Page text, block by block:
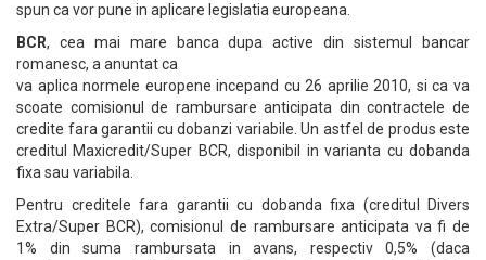
spun ca vor pune in aplicare legislatia europeana.
BCR, cea mai mare banca dupa active din sistemul bancar
romanesc, a anuntat ca
va aplica normele europene incepand cu 26 aprilie 2010, si ca va
scoate comisionul de rambursare anticipata din contractele de
credite fara garantii cu dobanzi variabile. Un astfel de produs este
creditul Maxicredit/Super BCR, disponibil in varianta cu dobanda
fixa sau variabila.
Pentru creditele fara garantii cu dobanda fixa (creditul Divers
Extra/Super BCR), comisionul de rambursare anticipata va fi de
1% din suma rambursata in avans, respectiv 0,5% (daca